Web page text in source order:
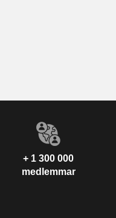
+ 1 300 000
medlemmar